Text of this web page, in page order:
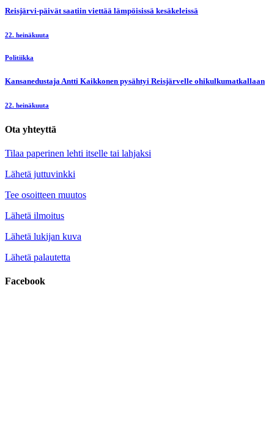
Reisjärvi-päivät saatiin viettää lämpöisissä kesäkeleissä
22. heinäkuuta
Politiikka
Kansanedustaja Antti Kaikkonen pysähtyi Reisjärvelle ohikulkumatkallaan
22. heinäkuuta
Ota yhteyttä
Tilaa paperinen lehti itselle tai lahjaksi
Lähetä juttuvinkki
Tee osoitteen muutos
Lähetä ilmoitus
Lähetä lukijan kuva
Lähetä palautetta
Facebook